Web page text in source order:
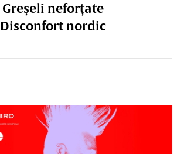
Greșeli neforțate
Disconfort nordic